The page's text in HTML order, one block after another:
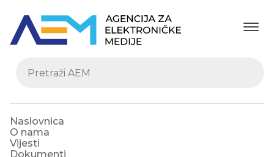
Naslovnica
O nama
Vijesti
Dokumenti